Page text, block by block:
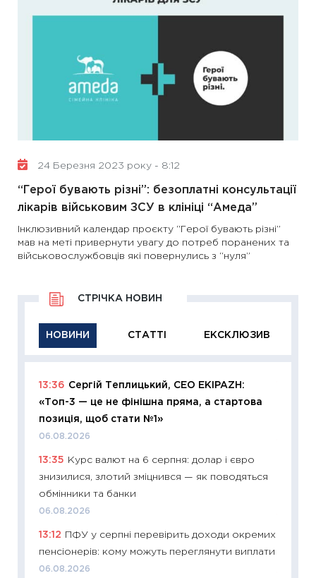
24 Березня 2023 року - 8:12
“Герої бувають різні”: безоплатні консультації
лікарів військовим ЗСУ в клініці “Амеда”
Інклюзивний календар проєкту “Герої бувають різні”
мав на меті привернути увагу до потреб поранених та
військовослужбовців які повернулись з “нуля”
НОВИНИ СТАТТІ ЕКСКЛЮЗИВ
СТРІЧКА НОВИН
13:36 Сергій Теплицький, СЕО EKIPAZH:
«Топ-3 — це не фінішна пряма, а стартова
позиція, щоб стати №1»
06.08.2026
13:35
Курс валют на 6 серпня: долар і євро
знизилися, злотий зміцнився — як поводяться
обмінники та банки
06.08.2026
13:12
ПФУ у серпні перевірить доходи окремих
пенсіонерів: кому можуть переглянути виплати
06.08.2026